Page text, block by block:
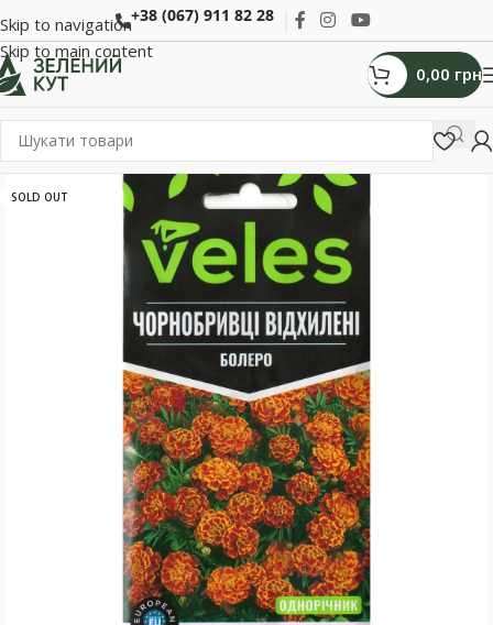
Skip to navigation
Skip to main content
+38 (067) 911 82 28
0,00 грн
SOLD OUT